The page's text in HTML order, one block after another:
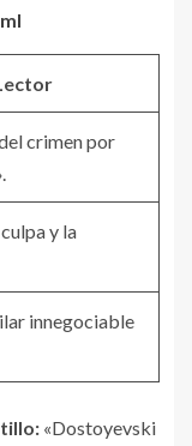
crimen por
y la
innegociable
«Dostoyevski